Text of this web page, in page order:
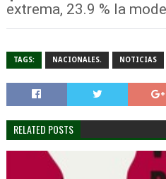
extrema, 23.9 % la
TAGS: NACIONALES. NOTICIAS
RELATED POSTS